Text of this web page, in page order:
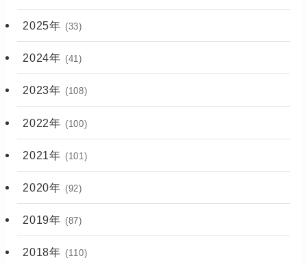
2025年 (33)
2024年 (41)
2023年 (108)
2022年 (100)
2021年 (101)
2020年 (92)
2019年 (87)
2018年 (110)